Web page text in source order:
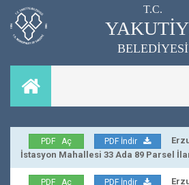
T.C.
BELEDİYESİ
PDF Aç PDF İndir
İstasyon Mahallesi 33 Ada 89 Parsel
PDF Aç PDF İndir